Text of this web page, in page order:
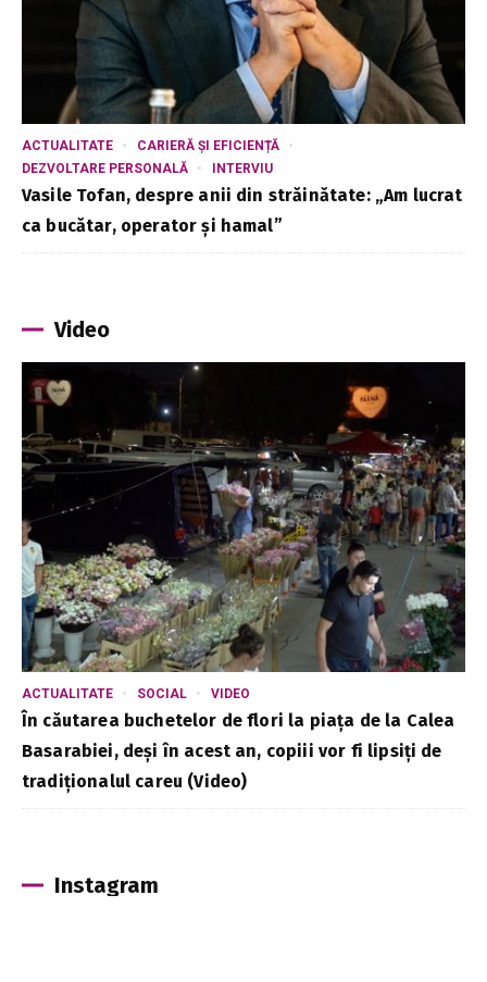
ACTUALITATE
CARIERĂ ȘI EFICIENȚĂ
DEZVOLTARE PERSONALĂ
INTERVIU
Vasile Tofan, despre anii din străinătate: „Am lucrat
ca bucătar, operator și hamal”
Video
ACTUALITATE SOCIAL VIDEO
În căutarea buchetelor de flori la piața de la Calea
Basarabiei, deși în acest an, copiii vor fi lipsiți de
tradiționalul careu (Video)
Instagram